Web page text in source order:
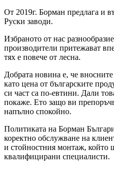
От 2019г. Борман предлага и
Руски заводи.
Избраното от нас
производители притежават
тях е повече от лесна.
Добрата новина е, че
като цена от българските
си част са по-евтини. Дали
покаже. Ето защо ви
напълно спокойно.
Политиката на Борман
коректно обслужване на
и стойностния монтаж, който
квалифицирани специалисти.